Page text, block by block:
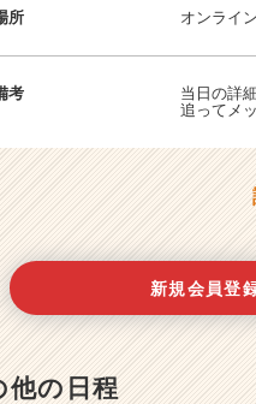
所 オンライ
考
当日の詳細
追ってメ
新規会員登
他の日程